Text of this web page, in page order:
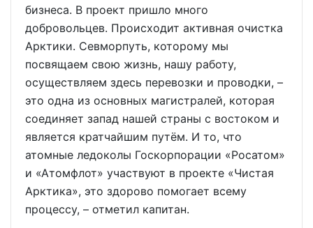
бизнеса. В проект пришло много
добровольцев. Происходит активная очистка
Арктики. Севморпуть, которому мы
посвящаем свою жизнь, нашу работу,
осуществляем здесь перевозки и проводки, –
это одна из основных магистралей, которая
соединяет запад нашей страны с востоком и
является кратчайшим путём. И то, что
атомные ледоколы Госкорпорации «Росатом»
и «Атомфлот» участвуют в проекте «Чистая
Арктика», это здорово помогает всему
процессу, – отметил капитан.